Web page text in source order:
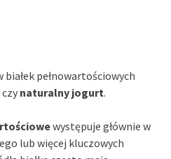
pełnowartościowych
czy naturalny jogurt.
występuje głównie w
lub więcej kluczowych